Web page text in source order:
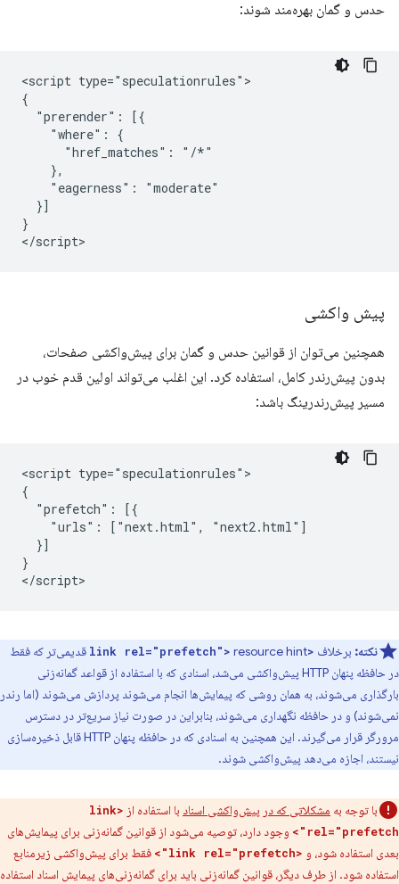
حدس و گمان بهره‌مند شوند:
<script type="speculationrules">
{
  "prerender": [{
    "where": {
      "href_matches": "/*"
    },
    "eagerness": "moderate"
  }]
}
پیش واکشی
همچنین می‌توان از قوانین حدس و گمان برای پیش‌واکشی صفحات،
بدون پیش‌رندر کامل، استفاده کرد. این اغلب می‌تواند اولین قدم خوب در
مسیر پیش‌رندرینگ باشد:
<script type="speculationrules">
{
  "prefetch": [{
    "urls": ["next.html", "next2.html"]
  }]
}
نکته: برخلاف <link rel="prefetch">
resource hint قدیمی‌تر که فقط
در حافظه پنهان HTTP پیش‌واکشی می‌شد، اسنادی که با استفاده از قواعد گمانه‌زنی
بارگذاری می‌شوند، به همان روشی که پیمایش‌ها انجام می‌شوند پردازش می‌شوند (اما رندر
نمی‌شوند) و در حافظه نگهداری می‌شوند، بنابراین در صورت نیاز سریع‌تر در دسترس
مرورگر قرار می‌گیرند. این همچنین به اسنادی که در حافظه پنهان HTTP قابل ذخیره‌سازی
نیستند، اجازه می‌دهد پیش‌واکشی شوند.
با توجه به مشکلاتی که در پیش‌واکشی اسناد با استفاده از
<link
rel="prefetch">
وجود دارد، توصیه می‌شود از قوانین گمانه‌زنی برای پیمایش‌های
بعدی استفاده شود، و <link rel="prefetch">
فقط برای پیش‌واکشی زیرمنابع
استفاده شود. از طرف دیگر، قوانین گمانه‌زنی باید برای گمانه‌زنی‌های پیمایش اسناد استفاده